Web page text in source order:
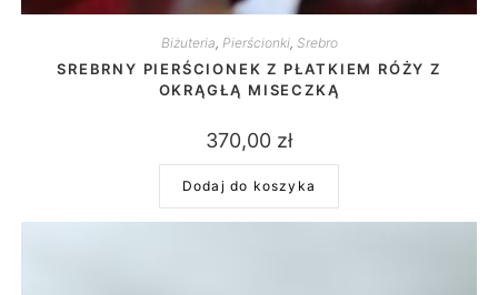
Biżuteria, Pierścionki, Srebro
SREBRNY PIERŚCIONEK Z PŁATKIEM RÓŻY Z
OKRĄGŁĄ MISECZKĄ
370,00 zł
Dodaj do koszyka